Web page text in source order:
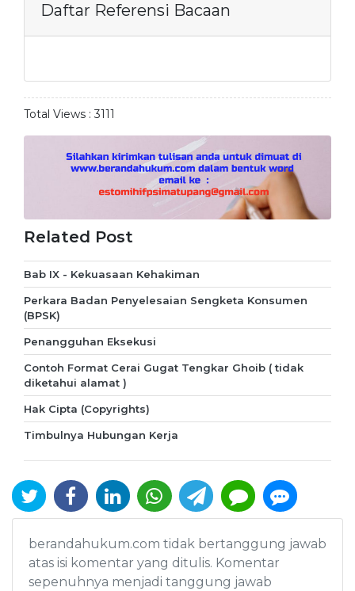
Daftar Referensi Bacaan
Total Views :3111
Related Post
Bab IX - Kekuasaan Kehakiman
Perkara Badan Penyelesaian Sengketa Konsumen
(BPSK)
Penangguhan Eksekusi
Contoh Format Cerai Gugat Tengkar Ghoib ( tidak
diketahui alamat )
Hak Cipta (Copyrights)
Timbulnya Hubungan Kerja
berandahukum.com tidak bertanggung jawab
atas isi komentar yang ditulis. Komentar
sepenuhnya menjadi tanggung jawab